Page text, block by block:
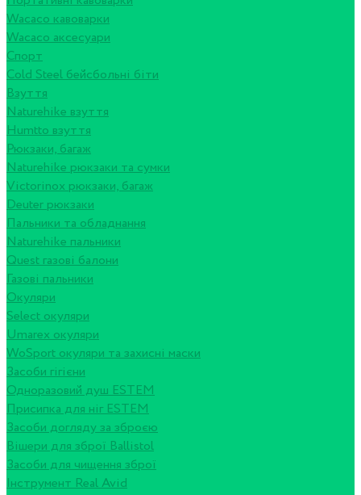
Wacaco кавоварки
Wacaco аксесуари
Спорт
Cold Steel бейсбольні біти
Взуття
Naturehike взуття
Humtto взуття
Рюкзаки, багаж
Naturehike рюкзаки та сумки
Victorinox рюкзаки, багаж
Deuter рюкзаки
Пальники та обладнання
Naturehike пальники
Quest газові балони
Газові пальники
Окуляри
Select окуляри
Umarex окуляри
WoSport окуляри та захисні маски
Засоби гігієни
Одноразовий душ ESTEM
Присипка для ніг ESTEM
Засоби догляду за зброєю
Вішери для зброї Ballistol
Засоби для чищення зброї
Інструмент Real Avid